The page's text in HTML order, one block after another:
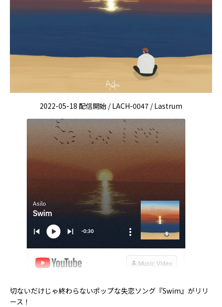
2022-05-18 配信開始 / LACH-0047 / Lastrum
切ないだけじゃ終わらないポップな失恋ソング『Swim』がリリ
ース！